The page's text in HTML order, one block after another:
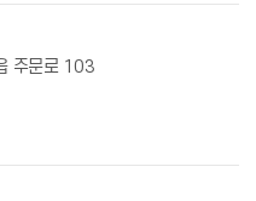
주문로 103